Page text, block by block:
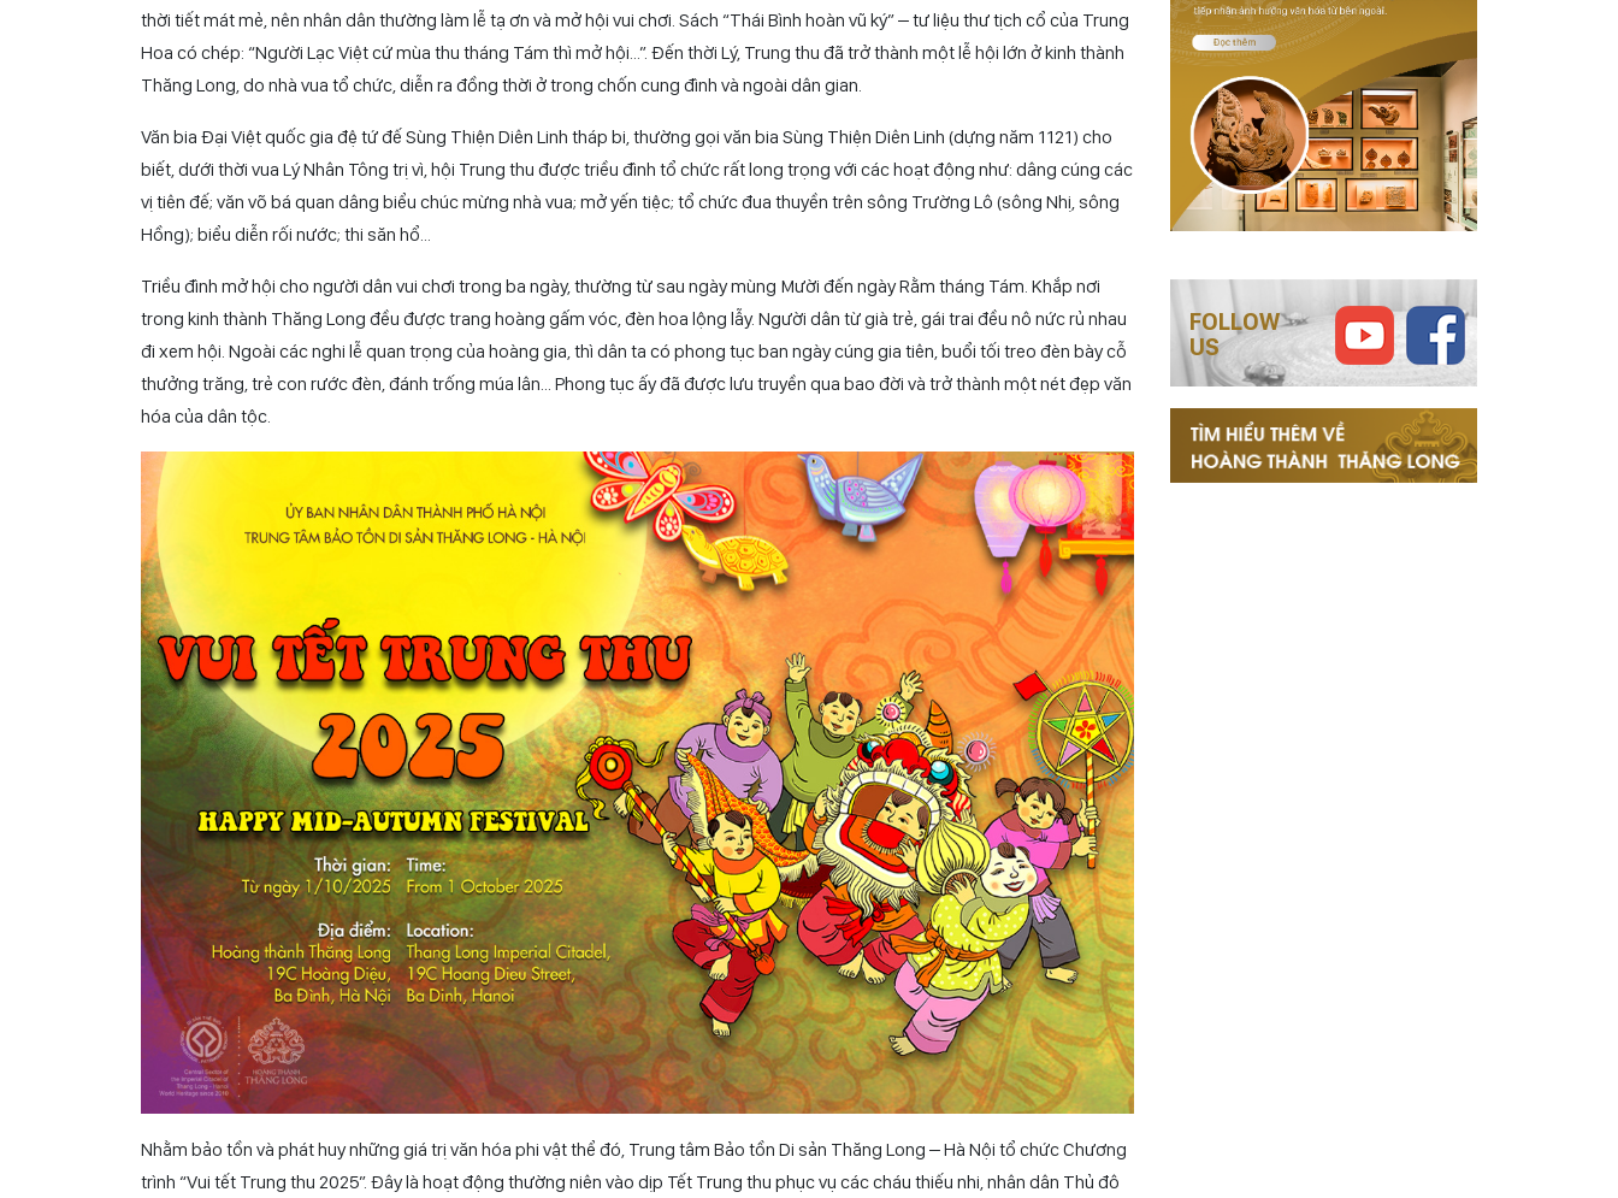
Vui Tết Trung Thu 2025 tại Hoàng thành Thăng Long
01/10/2025
Trung thu là một trong những lễ tiết lớn của người Việt, diễn ra vào giữa mùa thu. Đây là thời điểm mùa màng đã thu hoạch xong,
thời tiết mát mẻ, nên nhân dân thường làm lễ tạ ơn và mở hội vui chơi. Sách “Thái Bình hoàn vũ ký” – tư liệu thư tịch cổ của Trung
Hoa có chép: “Người Lạc Việt cứ mùa thu tháng Tám thì mở hội…”. Đến thời Lý, Trung thu đã trở thành một lễ hội lớn ở kinh thành
Thăng Long, do nhà vua tổ chức, diễn ra đồng thời ở trong chốn cung đình và ngoài dân gian.
Văn bia Đại Việt quốc gia đệ tứ đế Sùng Thiện Diên Linh tháp bi, thường gọi văn bia Sùng Thiện Diên Linh (dựng năm 1121) cho
biết, dưới thời vua Lý Nhân Tông trị vì, hội Trung thu được triều đình tổ chức rất long trọng với các hoạt động như: dâng cúng các
vị tiên đế; văn võ bá quan dâng biểu chúc mừng nhà vua; mở yến tiệc; tổ chức đua thuyền trên sông Trường Lô (sông Nhị, sông
Hồng); biểu diễn rối nước; thi săn hổ…
Triều đình mở hội cho người dân vui chơi trong ba ngày, thường từ sau ngày mùng Mười đến ngày Rằm tháng Tám. Khắp nơi
trong kinh thành Thăng Long đều được trang hoàng gấm vóc, đèn hoa lộng lẫy. Người dân từ già trẻ, gái trai đều nô nức rủ nhau
đi xem hội. Ngoài các nghi lễ quan trọng của hoàng gia, thì dân ta có phong tục ban ngày cúng gia tiên, buổi tối treo đèn bày cỗ
thưởng trăng, trẻ con rước đèn, đánh trống múa lân… Phong tục ấy đã được lưu truyền qua bao đời và trở thành một nét đẹp văn
hóa của dân tộc.
FOLLOW
US